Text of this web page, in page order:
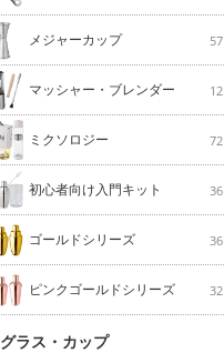
メジャーカップ 57
マッシャー・ブレンダー 12
ミクソロジー 72
初心者向け入門キット 36
ゴールドシリーズ 36
ピンクゴールドシリーズ 32
グラス・カップ